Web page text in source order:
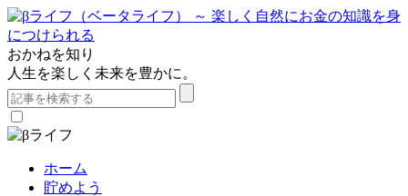
おかねを知り
人生を楽しく未来を豊かに。
ホーム
貯めよう